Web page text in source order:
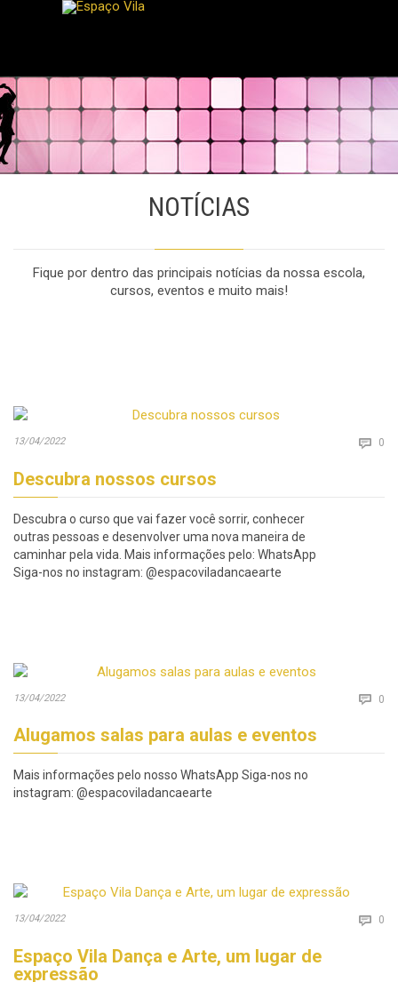
NOTÍCIAS
Fique por dentro das principais notícias da nossa escola,
cursos, eventos e muito mais!
13/04/2022  0
Descubra nossos cursos
Descubra o curso que vai fazer você sorrir, conhecer
outras pessoas e desenvolver uma nova maneira de
caminhar pela vida. Mais informações pelo: WhatsApp
Siga-nos no instagram: @espacoviladancaearte
13/04/2022  0
Alugamos salas para aulas e eventos
Mais informações pelo nosso WhatsApp Siga-nos no
instagram: @espacoviladancaearte
13/04/2022  0
Espaço Vila Dança e Arte, um lugar de
expressão